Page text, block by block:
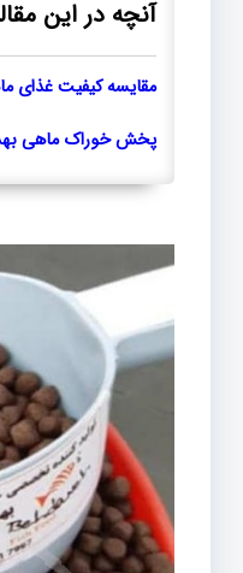
آنچه در این
مقایسه کیفیت غذای
پخش خوراک ماهی